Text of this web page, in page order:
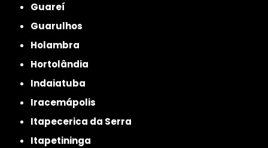
Guareí
Guarulhos
Holambra
Hortolândia
Indaiatuba
Iracemápolis
Itapecerica da Serra
Itapetininga